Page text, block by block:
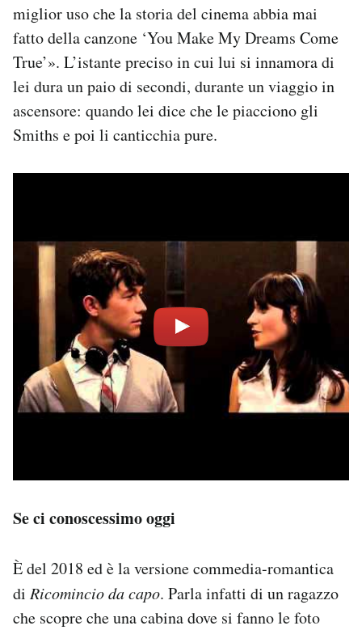
miglior uso che la storia del cinema abbia mai
fatto della canzone ‘You Make My Dreams Come
True’». L’istante preciso in cui lui si innamora di
lei dura un paio di secondi, durante un viaggio in
ascensore: quando lei dice che le piacciono gli
Smiths e poi li canticchia pure.
Se ci conoscessimo oggi
È del 2018 ed è la versione commedia-romantica
di Ricomincio da capo. Parla infatti di un ragazzo
che scopre che una cabina dove si fanno le foto